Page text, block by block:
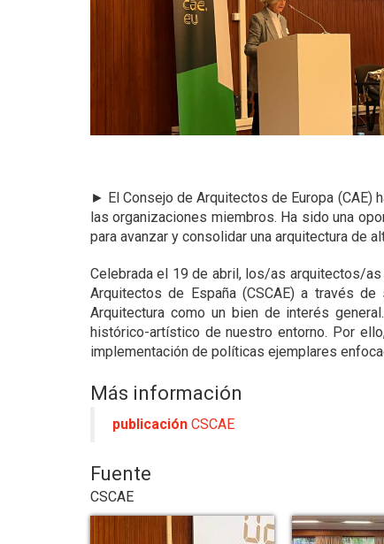
► El Consejo de Arquitectos de Europa
las organizaciones miembros. Ha sido una
para avanzar y consolidar una arquitectura de
Celebrada el 19 de abril, los/as arquitectos/
Arquitectos de España (CSCAE) a través
Arquitectura como un bien de interés
histórico-artístico de nuestro entorno. Por
implementación de políticas ejemplares
Más información
publicación CSCAE
Fuente
CSCAE